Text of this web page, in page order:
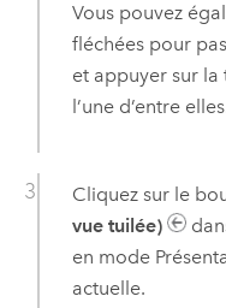
Vous pouvez
fléchées pour
et appuyer sur la
l’une d’entre
Cliquez sur le
vue tuilée)
en mode
actuelle.